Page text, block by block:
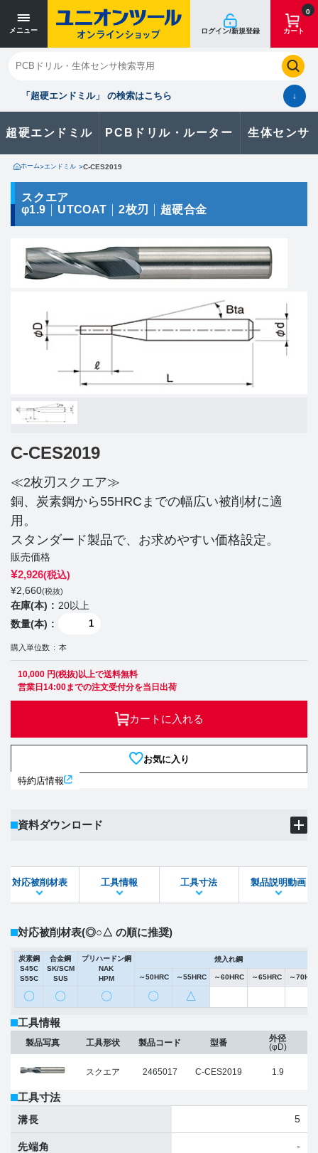
メニュー ログイン/新規登録
0
カート
「超硬エンドミル」 の検索はこちら ↓
超硬エンドミル PCBドリル・ルーター 生体センサ
閉じる
お気に入り クイックオーダー 購入履歴
製品に関するお問い合わせはこちら
カタログ一覧
ホーム>エンドミル >C-CES2019
スクエア
φ1.9
UTCOAT 2枚刃 超硬合金
C-CES2019
≪2枚刃スクエア≫
銅、炭素鋼から55HRCまでの幅広い被削材に適
用。
スタンダード製品で、お求めやすい価格設定。
販売価格
¥2,926(税込)
¥2,660(税抜)
在庫(本)
20以上
数量(本)
購入単位数 本
10,000 円(税抜)以上で送料無料
営業日14:00までの注文受付分を当日出荷
カートに入れる
お気に入り
特約店情報
資料ダウンロード
STEPファイル DXFファイル
対応被削材表 工具情報 工具寸法 製品説明動画
対応被削材表(◎○△ の順に推奨)
炭素鋼
S45C
S55C
合金鋼
SK/SCM
SUS
プリハードン鋼
NAK
HPM
焼入れ鋼
～50HRC ～55HRC ～60HRC ～65HRC ～
〇 〇 〇 〇 △
工具情報
寸法単位 [mm]
製品写真 工具形状
スクエア
製品コード
2465017
型番
C-CES2019
外径
(φD)
1.9
工具寸法
寸法単位 [mm]
溝長 5
先端角 -